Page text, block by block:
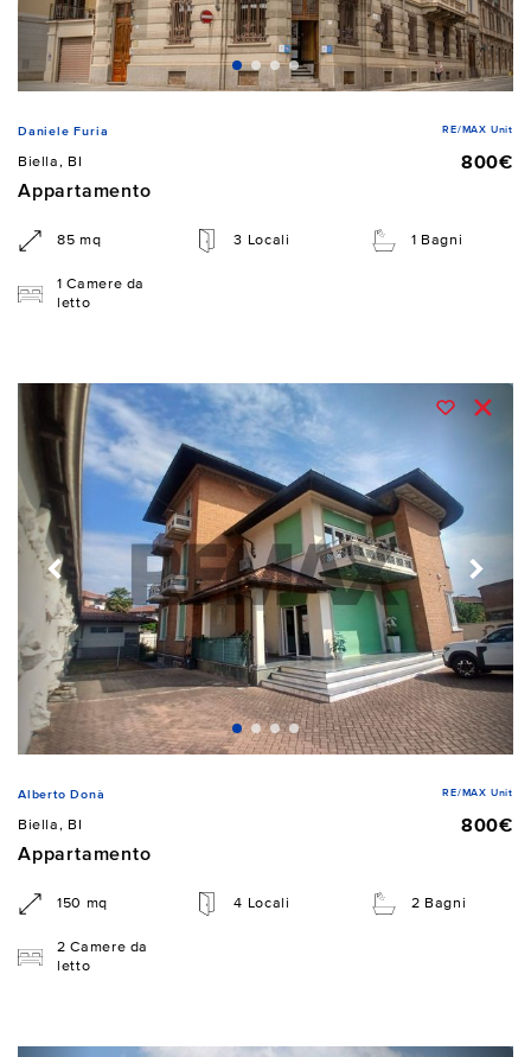
Daniele Furia RE/MAX Unit
Biella, BI
800€
Appartamento
85 mq 3 Locali 1 Bagni
1 Camere da
letto
Alberto Donà RE/MAX Unit
Biella, BI
800€
Appartamento
150 mq 4 Locali 2 Bagni
2 Camere da
letto